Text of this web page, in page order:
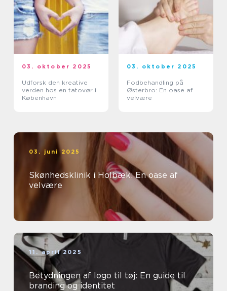
03. oktober 2025
Udforsk den kreative
verden hos en tatovør i
København
03. oktober 2025
Fodbehandling på
Østerbro: En oase af
velvære
03. juni 2025
Skønhedsklinik i Holbæk: En oase af
velvære
11. april 2025
Betydningen af logo til tøj: En guide til
branding og identitet